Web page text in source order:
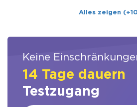
Alles zeigen
Keine
14 Tage dauern
Testzugang